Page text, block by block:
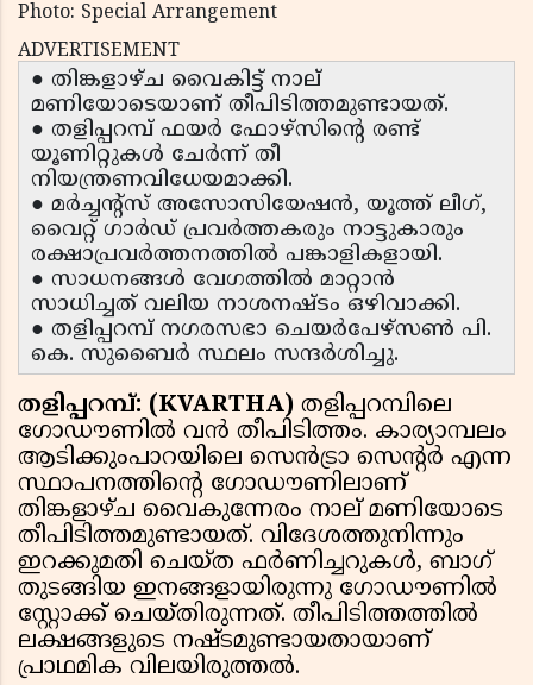
Photo: Special Arrangement
ADVERTISEMENT
● തിങ്കളാഴ്ച വൈകിട്ട് നാല്
മണിയോടെയാണ് തീപിടിത്തമുണ്ടായത്.
● തളിപ്പറമ്പ് ഫയർ ഫോഴ്സിന്റെ രണ്ട്
യൂണിറ്റുകൾ ചേർന്ന് തീ
നിയന്ത്രണവിധേയമാക്കി.
● മർച്ചന്റ്സ് അസോസിയേഷൻ, യൂത്ത് ലീഗ്,
വൈറ്റ് ഗാർഡ് പ്രവർത്തകരും നാട്ടുകാരും
രക്ഷാപ്രവർത്തനത്തിൽ പങ്കാളികളായി.
● സാധനങ്ങൾ വേഗത്തിൽ മാറ്റാൻ
സാധിച്ചത് വലിയ നാശനഷ്ടം ഒഴിവാക്കി.
● തളിപ്പറമ്പ് നഗരസഭാ ചെയർപേഴ്സൺ പി.
കെ. സുബൈർ സ്ഥലം സന്ദർശിച്ചു.
തളിപ്പറമ്പ്: (KVARTHA) തളിപ്പറമ്പിലെ
ഗോഡൗണിൽ വൻ തീപിടിത്തം. കാര്യാമ്പലം
ആടിക്കുംപാറയിലെ സെൻട്രാ സെൻ്റർ എന്ന
സ്ഥാപനത്തിൻ്റെ ഗോഡൗണിലാണ്
തിങ്കളാഴ്ച വൈകുന്നേരം നാല് മണിയോടെ
തീപിടിത്തമുണ്ടായത്. വിദേശത്തുനിന്നും
ഇറക്കുമതി ചെയ്ത ഫർണിച്ചറുകൾ, ബാഗ്
തുടങ്ങിയ ഇനങ്ങളായിരുന്നു ഗോഡൗണിൽ
സ്റ്റോക്ക് ചെയ്തിരുന്നത്. തീപിടിത്തത്തിൽ
ലക്ഷങ്ങളുടെ നഷ്ടമുണ്ടായതായാണ്
പ്രാഥമിക വിലയിരുത്തൽ.